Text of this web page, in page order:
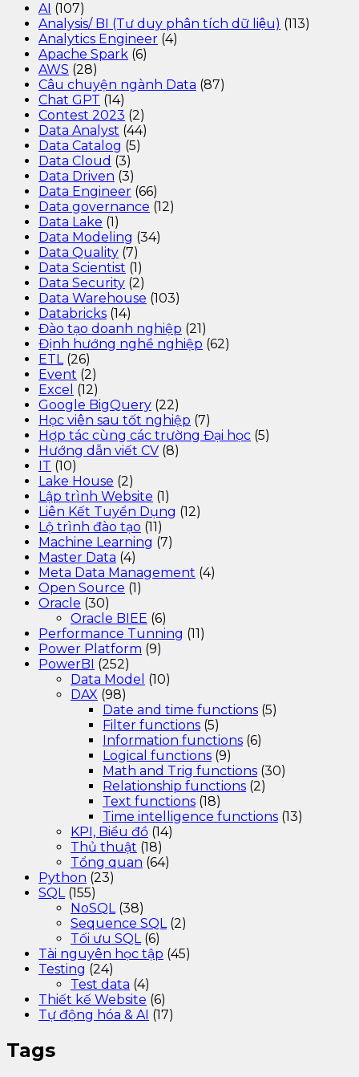
AI (107)
Analysis/ BI (Tư duy phân tích dữ liệu) (113)
Analytics Engineer (4)
Apache Spark (6)
AWS (28)
Câu chuyện ngành Data (87)
Chat GPT (14)
Contest 2023 (2)
Data Analyst (44)
Data Catalog (5)
Data Cloud (3)
Data Driven (3)
Data Engineer (66)
Data governance (12)
Data Lake (1)
Data Modeling (34)
Data Quality (7)
Data Scientist (1)
Data Security (2)
Data Warehouse (103)
Databricks (14)
Đào tạo doanh nghiệp (21)
Định hướng nghề nghiệp (62)
ETL(26)
Event (2)
Excel (12)
Google BigQuery (22)
Học viên sau tốt nghiệp (7)
Hợp tác cùng các trường Đại học (5)
Hướng dẫn viết CV (8)
IT (10)
Lake House (2)
Lập trình Website (1)
Liên Kết Tuyển Dụng (12)
Lộ trình đào tạo (11)
Machine Learning (7)
Master Data (4)
Meta Data Management (4)
Open Source (1)
Oracle (30)
Oracle BIEE (6)
Performance Tunning (11)
Power Platform (9)
PowerBI (252)
Data Model (10)
DAX (98)
Date and time functions (5)
Filter functions (5)
Information functions (6)
Logical functions (9)
Math and Trig functions (30)
Relationship functions (2)
Text functions (18)
Time intelligence functions (13)
KPI, Biểu đồ (14)
Thủ thuật (18)
Tổng quan (64)
Python (23)
SQL(155)
NoSQL(38)
Sequence SQL(2)
Tối ưu SQL(6)
Tài nguyên học tập (45)
Testing (24)
Test data (4)
Thiết kế Website (6)
Tự động hóa & AI (17)
Tags